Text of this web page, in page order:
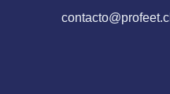
contacto@profeet.cl